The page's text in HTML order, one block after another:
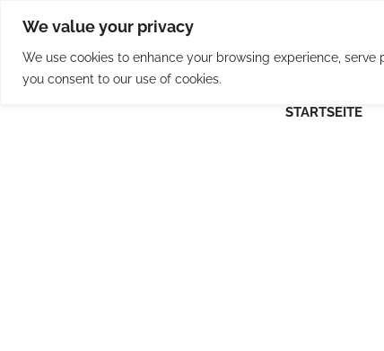
We value your privacy
We use cookies to enhance your browsing experience,
you consent to our use of cookies.
content
STARTSEITE